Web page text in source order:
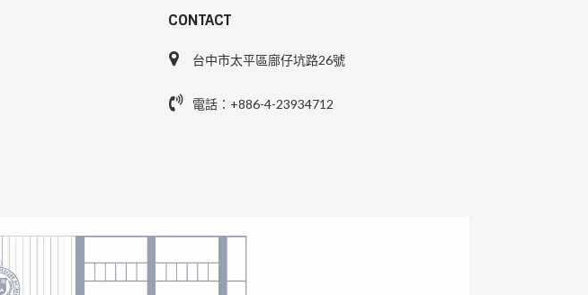
CONTACT
台中市太平區廍仔坑路26號
電話：+886-4-23934712